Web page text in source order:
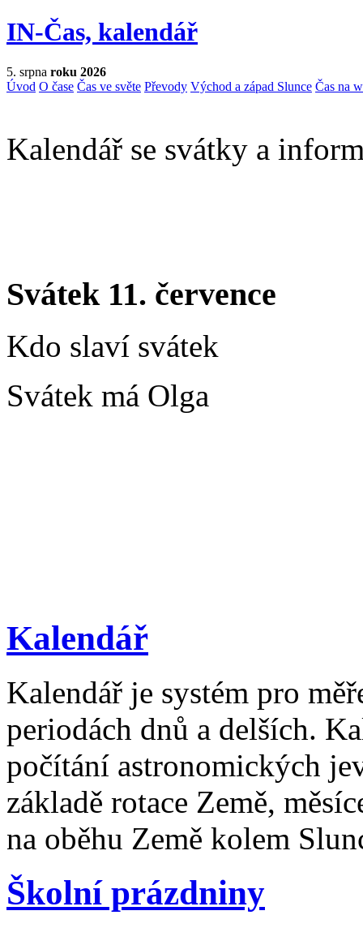
IN-Čas, kalendář
5. srpna roku 2026
Úvod O čase Čas ve světe Převody Východ a západ Slunce Čas na
Kalendář se svátky a
Svátek 11. července
Kdo slaví svátek
Svátek má Olga
Kalendář
Kalendář je systém pro
periodách dnů a delších.
počítání astronomických
základě rotace Země,
na oběhu Země kolem
Školní prázdniny